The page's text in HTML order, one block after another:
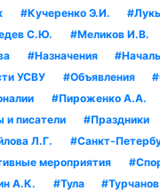
#Кучеренко Э.И.
С.Ю.
#Меликов И.В.
#Назначения
УСВУ
#Объявления
#Пироженко А.А.
и писатели
#Праздники
Л.Г.
#Санкт-
мероприятия
А.К.
#Тула